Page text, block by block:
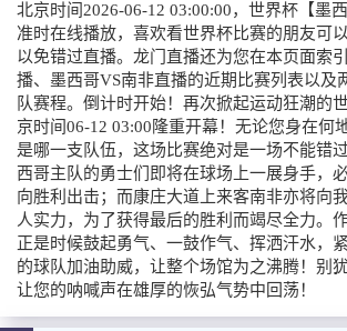
北京时间2026-06-12 03:00:00，世界杯【墨
准时在线播放，喜欢看世界杯比赛的朋友可
以免错过直播。龙门直播还为您在本页面索
播、墨西哥VS南非直播的近期比赛列表以及
队赛程。倒计时开始！再次掀起运动狂潮的
京时间06-12 03:00隆重开幕！无论您身在何
是哪一支队伍，这场比赛绝对是一场不能错
西哥主队的勇士们即将在球场上一展身手，
向胜利出击；而康庄大道上来客南非亦将向
人实力，为了获得最后的胜利而竭尽全力。
正是时候鼓起勇气、一鼓作气、挥洒汗水，
的球队加油助威，让整个场馆为之沸腾！别
让您的呐喊声在雄厚的恢弘气势中回荡！